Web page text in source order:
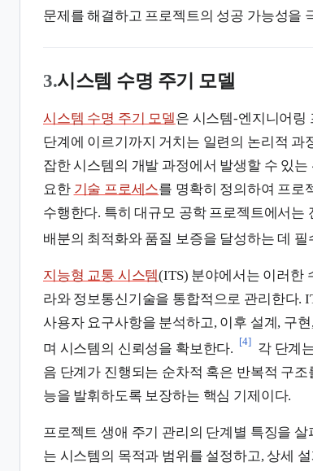
문제를 해결하고 프로젝트의 성공 가능성을
3.시스템 수명 주기 모델
시스템 수명 주기 모델은 시스템-엔지니어링
단계에 이르기까지 거치는 일련의 논리적 과
잡한 시스템의 개발 과정에서 발생할 수 있
요한 기술 프로세스를 명확히 정의하여 프로
수행한다. 특히 대규모 공학 프로젝트에서는
배분의 최적화와 품질 보증을 달성하는 데 필
지능형 교통 시스템(ITS) 분야에서는 이러한
라와 정보통신기술을 통합적으로 관리한다.
사용자 요구사항을 분석하고, 이후 설계, 구
며 시스템의 신뢰성을 확보한다.
[4]
각 단계
음 단계가 진행되는 순차적 혹은 반복적 구
능을 발휘하도록 보장하는 핵심 기제이다.
프로젝트 생애 주기 관리의 단계별 특징을
는 시스템의 목적과 범위를 설정하고, 상세